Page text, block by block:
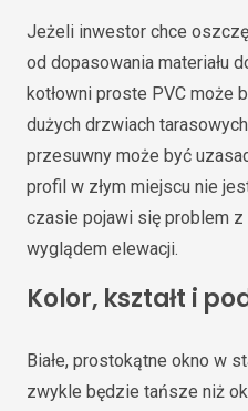
Jeżeli inwestor chce
od dopasowania materiału
kotłowni proste PVC może
dużych drzwiach
przesuwny może być
profil w złym miejscu nie
czasie pojawi się problem
wyglądem elewacji.
Kolor, kształt i
Białe, prostokątne okno w
zwykle będzie tańsze niż